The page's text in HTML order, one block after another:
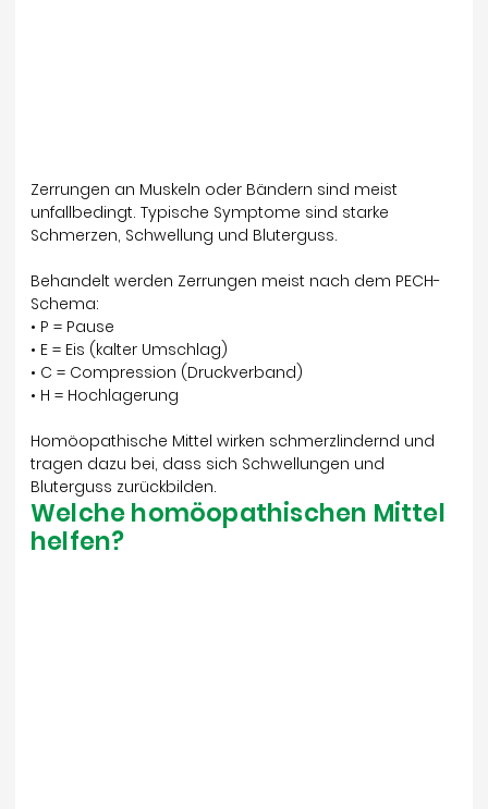
Zerrungen an Muskeln oder Bändern sind meist
unfallbedingt. Typische Symptome sind starke
Schmerzen, Schwellung und Bluterguss.
Behandelt werden Zerrungen meist nach dem PECH-
Schema:
• P = Pause
• E = Eis (kalter Umschlag)
• C = Compression (Druckverband)
• H = Hochlagerung
Homöopathische Mittel wirken schmerzlindernd und
tragen dazu bei, dass sich Schwellungen und
Bluterguss zurückbilden.
Welche homöopathischen Mittel
helfen?